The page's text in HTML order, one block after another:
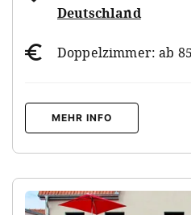
Deutschland
Doppelzimmer: ab
MEHR INFO